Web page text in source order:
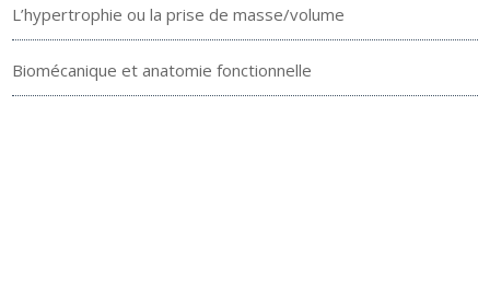
L’hypertrophie ou la prise de masse/volume
Biomécanique et anatomie fonctionnelle